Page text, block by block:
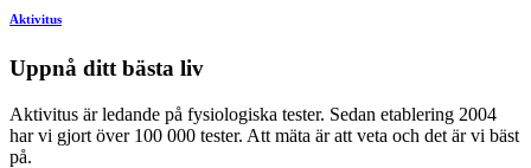
Aktivitus
Uppnå ditt bästa liv
Aktivitus är ledande på fysiologiska tester. Sedan etablering 2004
har vi gjort över 100 000 tester. Att mäta är att veta och det är vi bäst
på.